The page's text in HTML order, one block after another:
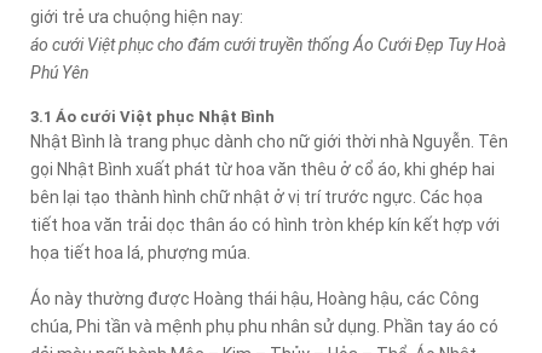
giới trẻ ưa chuộng hiện nay:
áo cưới Việt phục cho đám cưới truyền thống Áo Cưới Đẹp Tuy Hoà
Phú Yên
3.1 Áo cưới Việt phục Nhật Bình
Nhật Bình là trang phục dành cho nữ giới thời nhà Nguyễn. Tên
gọi Nhật Bình xuất phát từ hoa văn thêu ở cổ áo, khi ghép hai
bên lại tạo thành hình chữ nhật ở vị trí trước ngực. Các họa
tiết hoa văn trải dọc thân áo có hình tròn khép kín kết hợp với
họa tiết hoa lá, phượng múa.
Áo này thường được Hoàng thái hậu, Hoàng hậu, các Công
chúa, Phi tần và mệnh phụ phu nhân sử dụng. Phần tay áo có